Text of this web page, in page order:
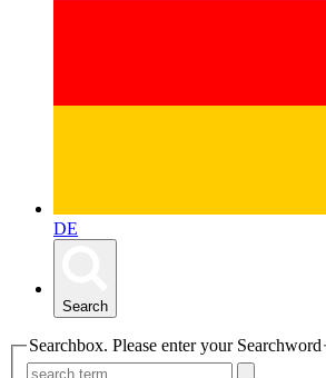
DE
Search
Searchbox. Please enter your Searchword